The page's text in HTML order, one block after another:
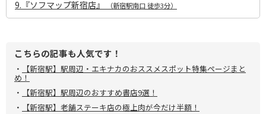
9.『ソフマップ新宿店』 （新宿駅南口 徒歩3分）
こちらの記事も人気です！
・ 【新宿駅】駅周辺・エキナカのおススメスポット特集ページまと
め！
・
【新宿駅】駅周辺のおすすめ書店9選！
・
【新宿駅】老舗ステーキ店の極上肉が今だけ半額！